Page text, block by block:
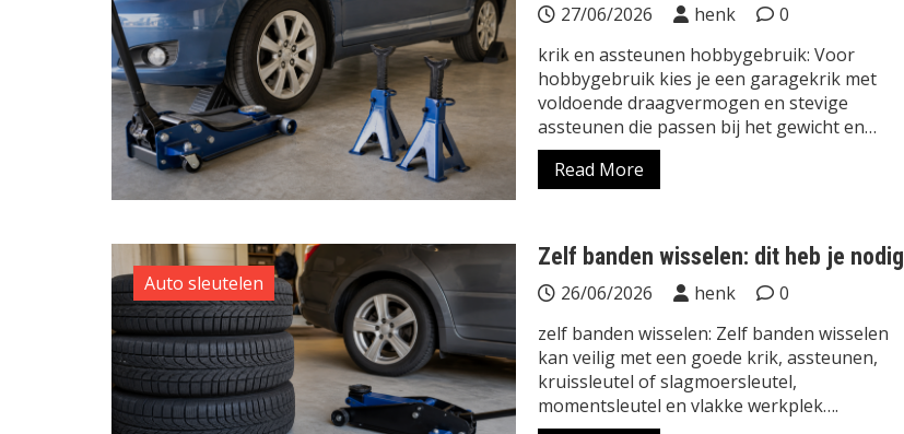
27/06/2026 henk
0
krik en assteunen hobbygebruik: Voor
hobbygebruik kies je een garagekrik met
voldoende draagvermogen en stevige
assteunen die passen bij het gewicht en…
Read More
Auto sleutelen
Zelf banden wisselen: dit heb je nodig
26/06/2026 henk
0
zelf banden wisselen: Zelf banden wisselen
kan veilig met een goede krik, assteunen,
kruissleutel of slagmoersleutel,
momentsleutel en vlakke werkplek….